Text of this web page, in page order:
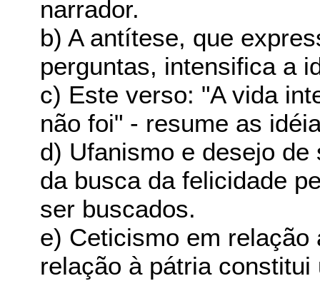
narrador.
b) A antítese, que
perguntas, intensifica a
c) Este verso: "A vida
não foi" - resume as
d) Ufanismo e desejo
da busca da felicidade
ser buscados.
e) Ceticismo em
relação à pátria